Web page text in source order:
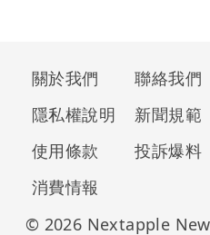
關於我們
聯絡我們
隱私權說明
新聞規範
使用條款
投訴爆料
消費情報
© 2026 Nextapple